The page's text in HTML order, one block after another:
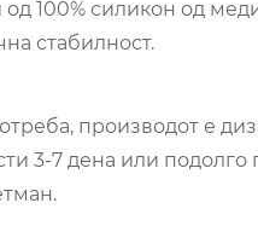
100% силикон од
стабилност.
производот е
3-7 дена или